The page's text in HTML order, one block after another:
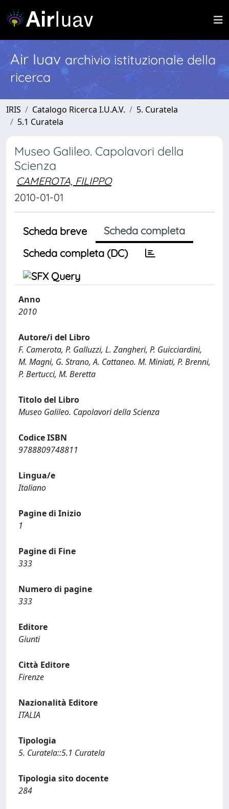
Air Iuav archivio istituzionale della
ricerca
IRIS Catalogo Ricerca I.U.A.V.
5. Curatela
5.1 Curatela
Museo Galileo. Capolavori della
Scienza
CAMEROTA, FILIPPO
2010-01-01
Scheda breve
Scheda completa
Scheda completa (DC)
Anno
2010
Autore/i del Libro
F. Camerota, P. Galluzzi, L. Zangheri, P. Guicciardini,
M. Magni, G. Strano, A. Cattaneo. M. Miniati, P. Brenni,
P. Bertucci, M. Beretta
Titolo del Libro
Museo Galileo. Capolavori della Scienza
Codice ISBN
9788809748811
Lingua/e
Italiano
Pagine di Inizio
1
Pagine di Fine
333
Numero di pagine
333
Editore
Giunti
Città Editore
Firenze
Nazionalità Editore
ITALIA
Tipologia
5. Curatela::5.1 Curatela
Tipologia sito docente
284